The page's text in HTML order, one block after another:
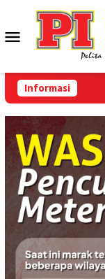
konten
Menu
Mobile
Informasi